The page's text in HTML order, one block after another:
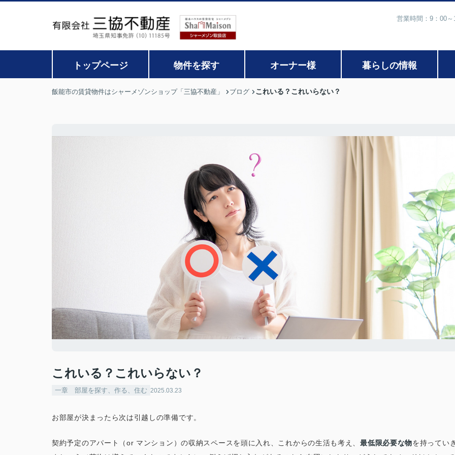
営業時間：9：00
トップページ 物件を探す オーナー様 暮らしの情報
飯能市の賃貸物件はシャーメゾンショップ「三協不動産」 ブログ これいる？これいらない？
これいる？これいらない？
一章 部屋を探す、作る、住む 2025.03.23
お部屋が決まったら次は引越しの準備です。
契約予定のアパート（or マンション）の収納スペースを頭に入れ、これからの生活も考え、最低限必要な物を持ってい